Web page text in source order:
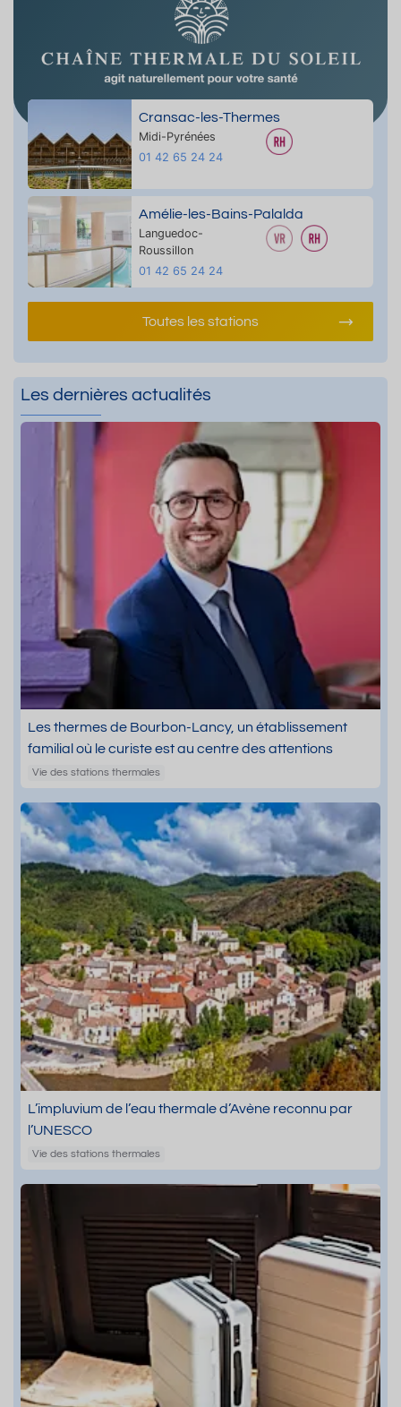
Cransac-les-Thermes
Midi-Pyrénées
01 42 65 24 24
Amélie-les-Bains-Palalda
Languedoc-
Roussillon
01 42 65 24 24
Toutes les stations
Les dernières actualités
Les thermes de Bourbon-Lancy, un établissement
familial où le curiste est au centre des attentions
Vie des stations thermales
L’impluvium de l’eau thermale d’Avène reconnu par
l’UNESCO
Vie des stations thermales